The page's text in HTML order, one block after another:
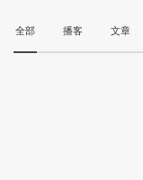
全部 播客 文章